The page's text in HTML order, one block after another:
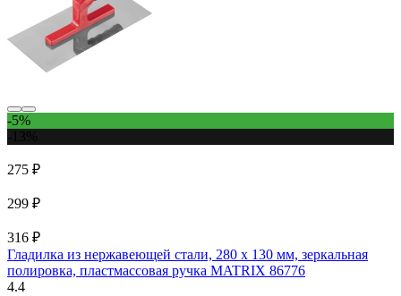
-5%
275 ₽
299 ₽
316 ₽
Гладилка из нержавеющей стали, 280 х 130 мм, зеркальная
полировка, пластмассовая ручка MATRIX 86776
4.4